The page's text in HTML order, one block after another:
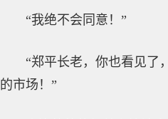
“我绝不会同意！”
“郑平长老，你也看见了
的市场！”